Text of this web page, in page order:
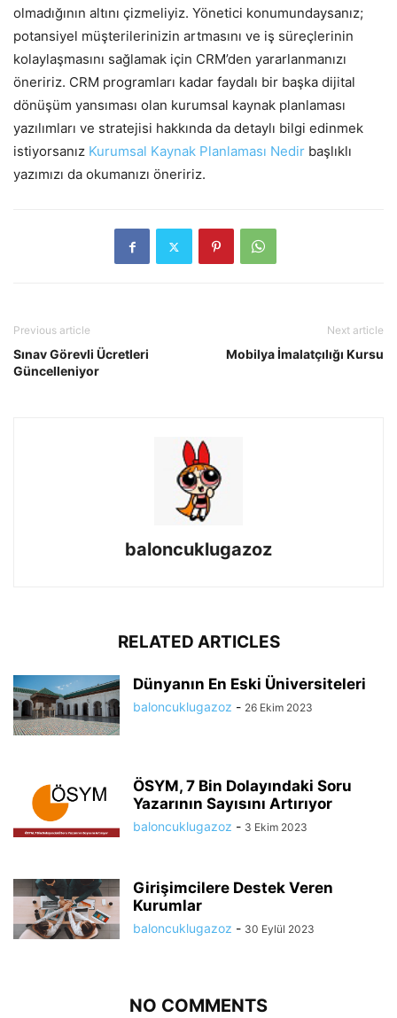
olmadığının altını çizmeliyiz. Yönetici konumundaysanız;
potansiyel müşterilerinizin artmasını ve iş süreçlerinin
kolaylaşmasını sağlamak için CRM’den yararlanmanızı
öneririz. CRM programları kadar faydalı bir başka dijital
dönüşüm yansıması olan kurumsal kaynak planlaması
yazılımları ve stratejisi hakkında da detaylı bilgi edinmek
istiyorsanız Kurumsal Kaynak Planlaması Nedir başlıklı
yazımızı da okumanızı öneririz.
Previous article
Sınav Görevli Ücretleri
Güncelleniyor
Next article
Mobilya İmalatçılığı Kursu
baloncuklugazoz
RELATED ARTICLES
Dünyanın En Eski Üniversiteleri
baloncuklugazoz - 26 Ekim 2023
ÖSYM, 7 Bin Dolayındaki Soru
Yazarının Sayısını Artırıyor
baloncuklugazoz - 3 Ekim 2023
Girişimcilere Destek Veren
Kurumlar
baloncuklugazoz - 30 Eylül 2023
NO COMMENTS